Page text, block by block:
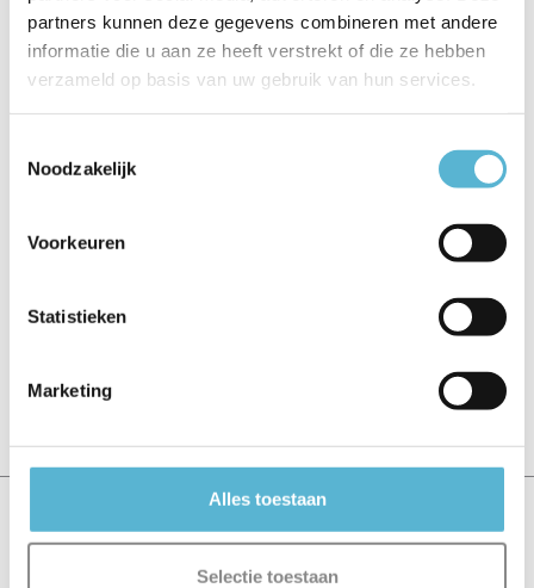
partners kunnen deze gegevens combineren met andere
informatie die u aan ze heeft verstrekt of die ze hebben
verzameld op basis van uw gebruik van hun services.
Noodzakelijk
Voorkeuren
Statistieken
Marketing
Alles toestaan
Selectie toestaan
Leverancier Lucide
Breedte 7,4
Toon meer
Vergelijk